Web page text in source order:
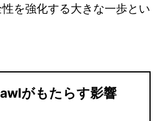
を強化する大きな一歩とい
がもたらす影響